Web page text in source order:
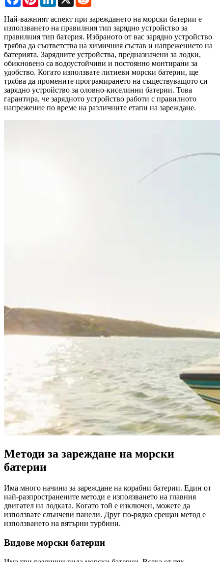
Най-важният аспект при зареждането на морски батерии е
използването на правилния тип зарядно устройство за
правилния тип батерия. Избраното от вас зарядно устройство
трябва да съответства на химичния състав и напрежението на
батерията. Зарядните устройства, предназначени за лодки,
обикновено са водоустойчиви и постоянно монтирани за
удобство. Когато използвате литиеви морски батерии, ще
трябва да промените програмирането на съществуващото си
зарядно устройство за оловно-киселинни батерии. Това
гарантира, че зарядното устройство работи с правилното
напрежение по време на различните етапи на зареждане.
Методи за зареждане на морски
батерии
Има много начини за зареждане на корабни батерии. Един от
най-разпространените методи е използването на главния
двигател на лодката. Когато той е изключен, можете да
използвате слънчеви панели. Друг по-рядко срещан метод е
използването на вятърни турбини.
Видове морски батерии